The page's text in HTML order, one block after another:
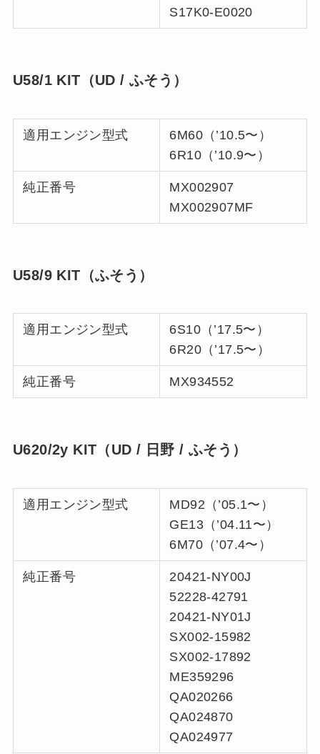
S17K0-E0020
U58/1 KIT（UD / ふそう）
適用エンジン型式
6M60（’10.5〜）
6R10（’10.9〜）
純正番号
MX002907
MX002907MF
U58/9 KIT（ふそう）
適用エンジン型式
6S10（’17.5〜）
6R20（’17.5〜）
純正番号 MX934552
U620/2y KIT（UD / 日野 / ふそう）
適用エンジン型式
MD92（’05.1〜）
GE13（’04.11〜）
6M70（’07.4〜）
純正番号
20421-NY00J
52228-42791
20421-NY01J
SX002-15982
SX002-17892
ME359296
QA020266
QA024870
QA024977